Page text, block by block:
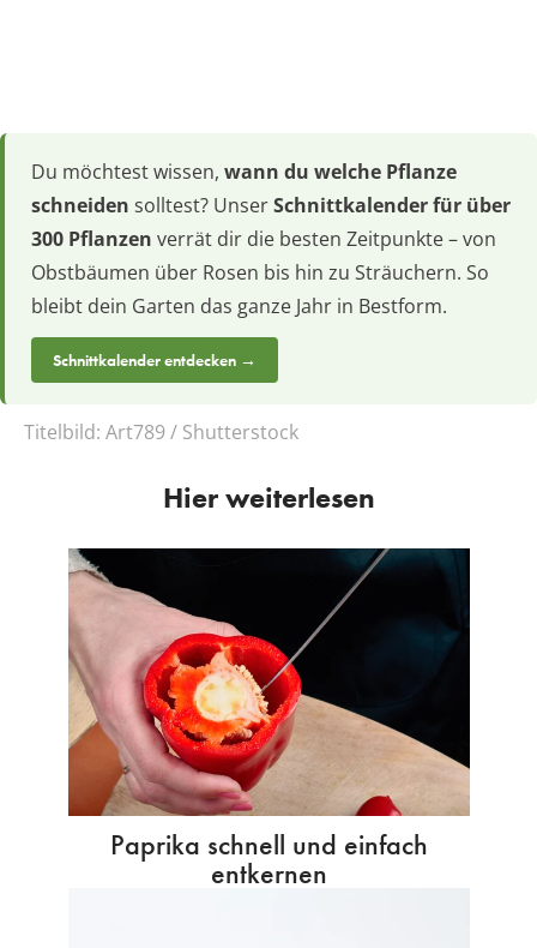
Du möchtest wissen, wann du welche Pflanze
schneiden solltest? UnserSchnittkalender für über
300 Pflanzen verrät dir die besten Zeitpunkte – von
Obstbäumen über Rosen bis hin zu Sträuchern. So
bleibt dein Garten das ganze Jahr in Bestform.
Schnittkalender entdecken →
Titelbild: Art789 / Shutterstock
Hier weiterlesen
Paprika schnell und einfach
entkernen